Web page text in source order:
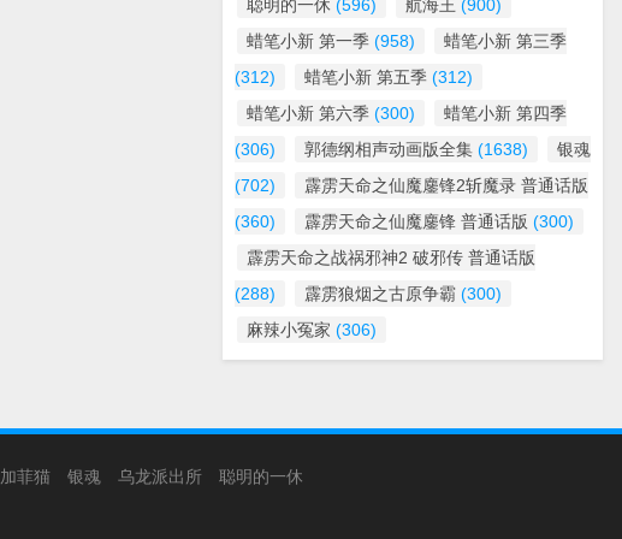
聪明的一休 (596) 航海王 (900)
蜡笔小新 第一季 (958)
蜡笔小新 第三季
(312)
蜡笔小新 第五季 (312)
蜡笔小新 第六季 (300)
蜡笔小新 第四季
(306)
郭德纲相声动画版全集 (1638)
银魂
(702)
霹雳天命之仙魔鏖锋2斩魔录 普通话版
(360)
霹雳天命之仙魔鏖锋 普通话版 (300)
霹雳天命之战祸邪神2 破邪传 普通话版
(288)
霹雳狼烟之古原争霸 (300)
麻辣小冤家 (306)
加菲猫 银魂 乌龙派出所 聪明的一休